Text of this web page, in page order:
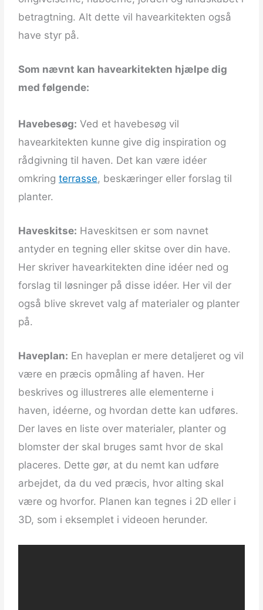
betragtning. Alt dette vil havearkitekten også
have styr på.
Som nævnt kan havearkitekten hjælpe dig
med følgende:
Havebesøg: Ved et havebesøg vil
havearkitekten kunne give dig inspiration og
rådgivning til haven. Det kan være idéer
omkringterrasse, beskæringer eller forslag til
planter.
Haveskitse: Haveskitsen er som navnet
antyder en tegning eller skitse over din have.
Her skriver havearkitekten dine idéer ned og
forslag til løsninger på disse idéer. Her vil der
også blive skrevet valg af materialer og planter
på.
Haveplan: En haveplan er mere detaljeret og vil
være en præcis opmåling af haven. Her
beskrives og illustreres alle elementerne i
haven, idéerne, og hvordan dette kan udføres.
Der laves en liste over materialer, planter og
blomster der skal bruges samt hvor de skal
placeres. Dette gør, at du nemt kan udføre
arbejdet, da du ved præcis, hvor alting skal
være og hvorfor. Planen kan tegnes i 2D eller i
3D, som i eksemplet i videoen herunder.